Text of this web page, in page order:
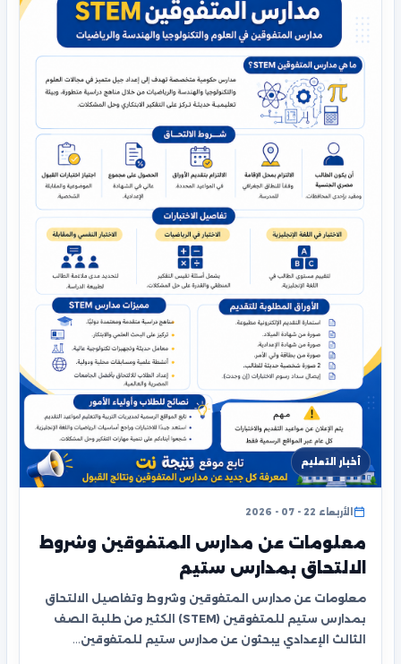
أخبار التعليم
الأربعاء 22 - 07 - 2026
معلومات عن مدارس المتفوقين وشروط
الالتحاق بمدارس ستيم
معلومات عن مدارس المتفوقين وشروط وتفاصيل الالتحاق
بمدارس ستيم للمتفوقين (STEM) الكثير من طلبة الصف
الثالث الإعدادي يبحثون عن مدارس ستيم للمتفوقين…